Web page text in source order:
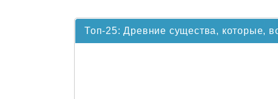
Топ-25: Древние существа, которые,